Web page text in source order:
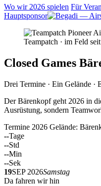
Wo wir 2026 spielen Für
Hauptsponsor
Teampatch · im Feld
Closed Games
Drei Termine · Ein Gelände ·
Der Bärenkopf geht 2026 in
Ausrüstung, sondern
Termine 2026 Gelände:
--Tage
--Std
--Min
--Sek
19SEP 2026Samstag
Da fahren wir hin